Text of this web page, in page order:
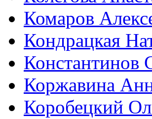
Комаров
Кондрацкая
Константинов
Коржавина
Коробецкий